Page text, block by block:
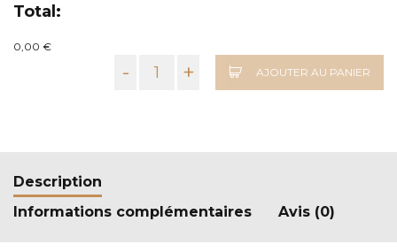
Total:
0,00 €
- + AJOUTER AU PANIER
Description
Informations complémentaires
Avis (0)